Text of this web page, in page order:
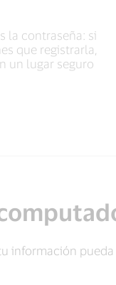
la contraseña: si
que registrarla,
un lugar seguro
información pueda